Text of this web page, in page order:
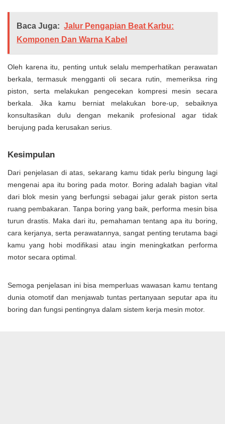
Baca Juga: Jalur Pengapian Beat Karbu:
Komponen Dan Warna Kabel
Oleh karena itu, penting untuk selalu memperhatikan perawatan
berkala, termasuk mengganti oli secara rutin, memeriksa ring
piston, serta melakukan pengecekan kompresi mesin secara
berkala. Jika kamu berniat melakukan bore-up, sebaiknya
konsultasikan dulu dengan mekanik profesional agar tidak
berujung pada kerusakan serius.
Kesimpulan
Dari penjelasan di atas, sekarang kamu tidak perlu bingung lagi
mengenai apa itu boring pada motor. Boring adalah bagian vital
dari blok mesin yang berfungsi sebagai jalur gerak piston serta
ruang pembakaran. Tanpa boring yang baik, performa mesin bisa
turun drastis. Maka dari itu, pemahaman tentang apa itu boring,
cara kerjanya, serta perawatannya, sangat penting terutama bagi
kamu yang hobi modifikasi atau ingin meningkatkan performa
motor secara optimal.
Semoga penjelasan ini bisa memperluas wawasan kamu tentang
dunia otomotif dan menjawab tuntas pertanyaan seputar apa itu
boring dan fungsi pentingnya dalam sistem kerja mesin motor.